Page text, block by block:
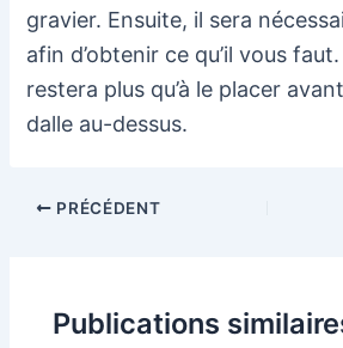
gravier. Ensuite, il sera
afin d’obtenir ce qu’il vous
restera plus qu’à le placer
dalle au-dessus.
NavigationPRÉCÉDENT
Publications